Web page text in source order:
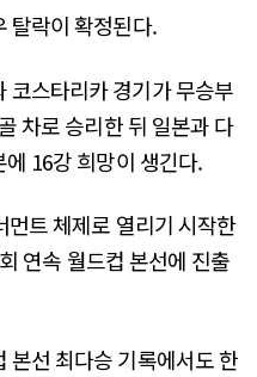
탈락이 확정된다.
코스타리카 경기가 무승부
차로 승리한 뒤 일본과 다
16강 희망이 생긴다.
트 체제로 열리기 시작한
연속 월드컵 본선에 진출
본선 최다승 기록에서도 한